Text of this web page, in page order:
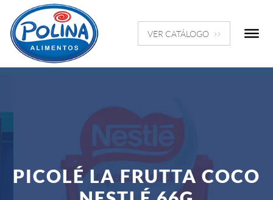
VER CATÁLOGO
PICOLÉ LA FRUTTA COCO